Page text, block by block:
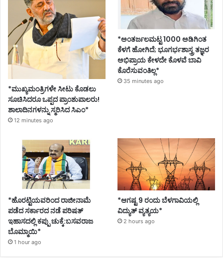
*ಮುಖ್ಯಮಂತ್ರಿಗಳೇ ಸೀಟು ಕೊಡಲು
ಸೂಚಿಸಿದರೂ ಒಪ್ಪದ ಪ್ರಾಂಶುಪಾಲರು!
ಶಾಲಾದಿನಗಳನ್ನು ಸ್ಮರಿಸಿದ ಸಿಎಂ*
12 minutes ago
*ಅಂತರ್ಜಲಮಟ್ಟ 1000 ಅಡಿಗಿಂತ
ಕೆಳಗೆ ಹೋಗಿದೆ; ಭೂಗರ್ಭಶಾಸ್ತ್ರ ತಜ್ಞರ
ಅಭಿಪ್ರಾಯ ಕೇಳದೇ ಕೊಳವೆ ಬಾವಿ
ಕೊರೆಸುವಂತಿಲ್ಲ*
35 minutes ago
*ಹೊರಟ್ಟಿಯವರಿಂದ ರಾಜೀನಾಮೆ
ಪಡೆದ ಸರ್ಕಾರದ ನಡೆ ಪರಿಷತ್
ಇಹಾಸದಲ್ಲಿ ಕಪ್ಪು ಚುಕ್ಕೆ:ಬಸವರಾಜ
ಬೊಮ್ಮಾಯಿ*
1 hour ago
*ಆಗಷ್ಟ 9 ರಂದು ಬೆಳಗಾವಿಯಲ್ಲಿ
ವಿದ್ಯುತ್ ವ್ಯತ್ಯಯ*
2 hours ago